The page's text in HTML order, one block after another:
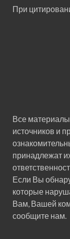
При
Все
источников и
принадлежат
Если Вы
которые
Вам, Вашей
сообщите нам.